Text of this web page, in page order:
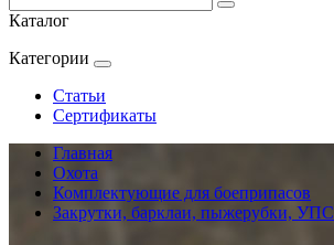
Каталог
Категории
Статьи
Сертификаты
Главная
Охота
Комплектующие для боеприпасов
Закрутки, барклаи, пыжерубки, УПС